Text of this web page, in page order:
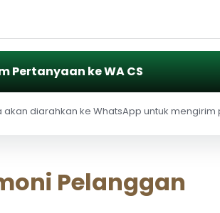
Pertanyaan ke WA CS
akan diarahkan ke WhatsApp untuk mengirim
Pelanggan